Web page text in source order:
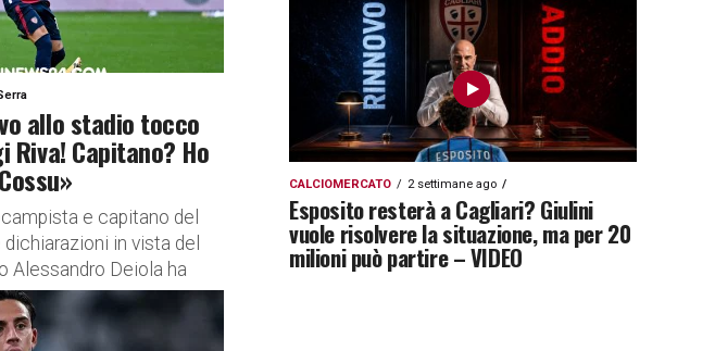
allo stadio tocco
Capitano? Ho
e capitano del
in vista del
Alessandro Deiola ha
CALCIOMERCATO 2 settimane ago
Esposito resterà a Cagliari? Giulini
vuole risolvere la situazione, ma per 20
milioni può partire – VIDEO